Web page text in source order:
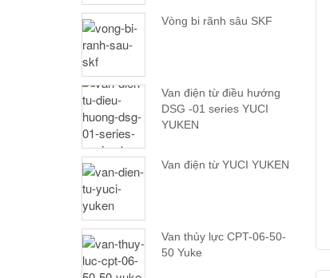
Vòng bi rãnh sâu SKF
Van điện từ điều hướng
DSG -01 series YUCI
YUKEN
Van điện từ YUCI YUKEN
Van thủy lực CPT-06-50-
50 Yuke